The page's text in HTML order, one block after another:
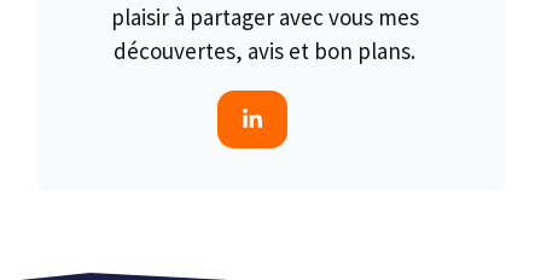
plaisir à partager avec vous mes
découvertes, avis et bon plans.